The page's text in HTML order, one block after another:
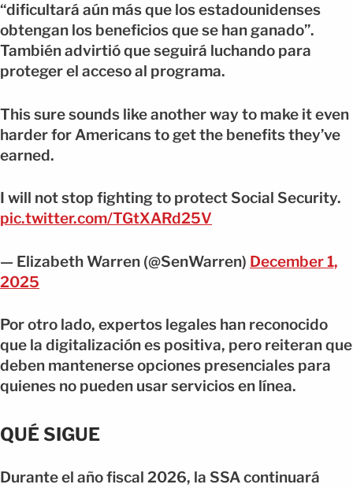
“dificultará aún más que los estadounidenses
obtengan los beneficios que se han ganado”.
También advirtió que seguirá luchando para
proteger el acceso al programa.
This sure sounds like another way to make it even
harder for Americans to get the benefits they’ve
earned.
I will not stop fighting to protect Social Security.
pic.twitter.com/TGtXARd25V
— Elizabeth Warren (@SenWarren) December 1,
2025
Por otro lado, expertos legales han reconocido
que la digitalización es positiva, pero reiteran que
deben mantenerse opciones presenciales para
quienes no pueden usar servicios en línea.
QUÉ SIGUE
Durante el año fiscal 2026, la SSA continuará